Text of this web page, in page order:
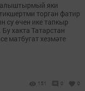
яки
торган фатир
су өчен ике тапкыр
Бу хакта Татарстан
матбугат хезмәте
151 0 0